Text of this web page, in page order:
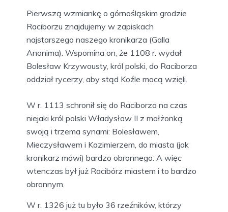
Pierwszą wzmiankę o górnośląskim grodzie
Raciborzu znajdujemy w zapiskach
najstarszego naszego kronikarza (Galla
Anonima). Wspomina on, że 1108 r. wydał
Bolesław Krzywousty, król polski, do Raciborza
oddział rycerzy, aby stąd Koźle mocą wzięli.
W r. 1113 schronił się do Raciborza na czas
niejaki król polski Władysław II z małżonką
swoją i trzema synami: Bolesławem,
Mieczysławem i Kazimierzem, do miasta (jak
kronikarz mówi) bardzo obronnego. A więc
wtenczas był już Racibórz miastem i to bardzo
obronnym.
W r. 1326 już tu było 36 rzeźników, którzy